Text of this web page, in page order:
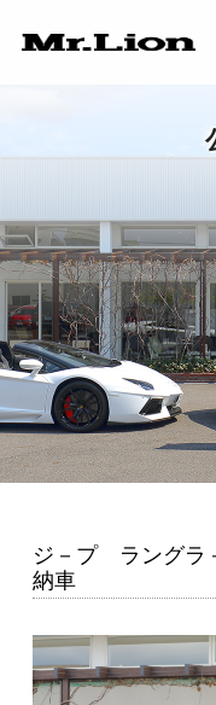
在庫車情報
Factory
自社工場
Official Blog
公式ブログ
ジ－プ ラング
納車